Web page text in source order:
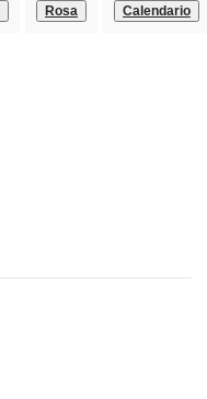
Rosa Calendario